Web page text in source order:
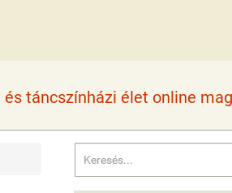
táncszínházi élet online
Keresés